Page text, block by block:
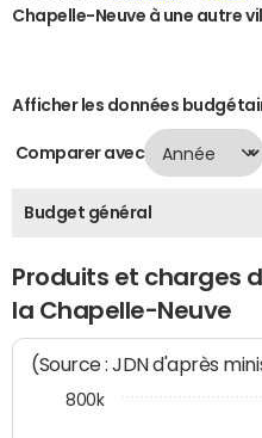
Chapelle-Neuve à une autre
Afficher les données
Comparer avec
Budget général
Produits et charges
la Chapelle-Neuve
(Source : JDN d'après
800k